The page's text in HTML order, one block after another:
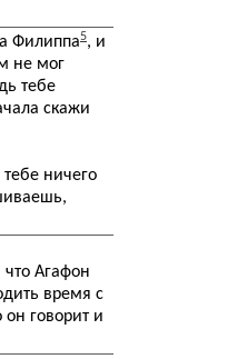
Филиппа5, и
не мог
тебе
скажи
ничего
Агафон
время с
говорит и